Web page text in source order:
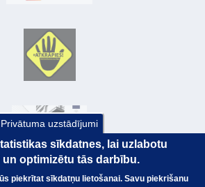
Privātuma uzstādījumi
sīkdatnes, lai uzlabotu
un optimizētu tās darbību.
piekrītat sīkdatņu lietošanai. Savu piekrišanu